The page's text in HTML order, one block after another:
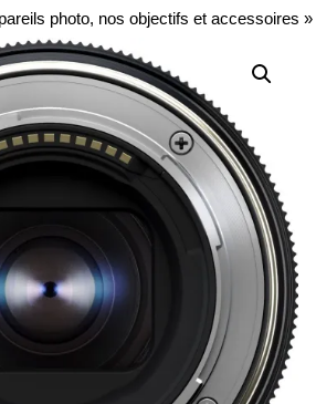
photo, nos objectifs et accessoires »